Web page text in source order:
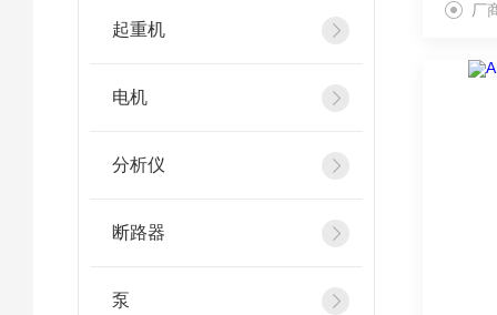
起重机
电机
分析仪
断路器
泵
厂